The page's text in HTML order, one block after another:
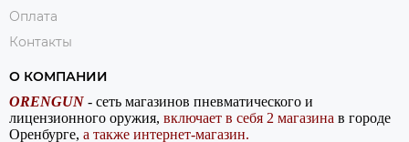
Оплата
Контакты
О КОМПАНИИ
ORENGUN - сеть магазинов пневматического и
лицензионного оружия, включает в себя 2 магазина в городе
Оренбурге, а также интернет-магазин.